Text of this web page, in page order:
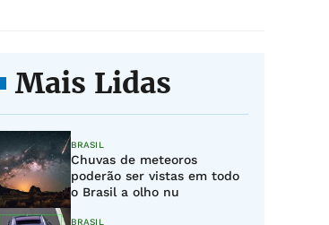
Mais Lidas
BRASIL
Chuvas de meteoros
poderão ser vistas em todo
o Brasil a olho nu
BRASIL